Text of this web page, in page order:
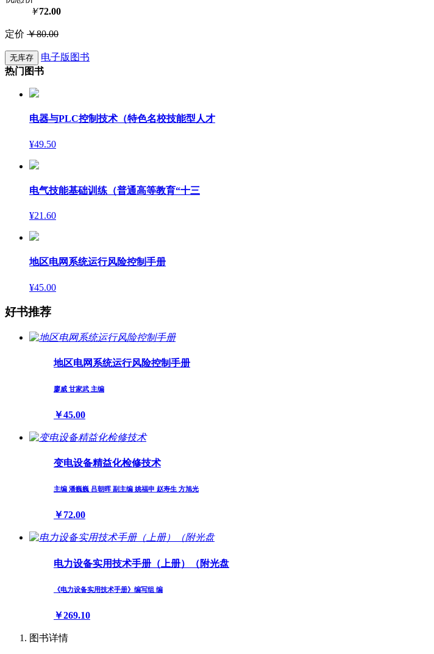
￥72.00
定价 ￥80.00
无库存
电子版图书
热门图书
电器与PLC控制技术（特色名校技能型人才
¥49.50
电气技能基础训练（普通高等教育“十三
¥21.60
地区电网系统运行风险控制手册
¥45.00
好书推荐
地区电网系统运行风险控制手册
廖威 甘家武 主编
￥45.00
变电设备精益化检修技术
主编 潘巍巍 吕朝晖 副主编 姚福申 赵寿生 方旭光
￥72.00
电力设备实用技术手册（上册）（附光盘
《电力设备实用技术手册》编写组 编
￥269.10
图书详情